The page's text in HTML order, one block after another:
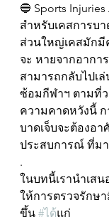
🔵 Sports
สำหรับเคสการบา
ส่วนใหญ่เคสมักมี
จะ หายจากอากา
สามารถกลับไปเ
ซ้อมกีฬาฯ ตามที่ว
ความคาดหวังนี้
บาดเจ็บจะต้องอ
ประสบการณ์ ที่ม
.
ในบทนี้เรานำเส
ให้การตรวจรักษ
ขึ้น #ได้แก่